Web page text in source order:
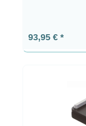
Prix régulier :
93,95 €